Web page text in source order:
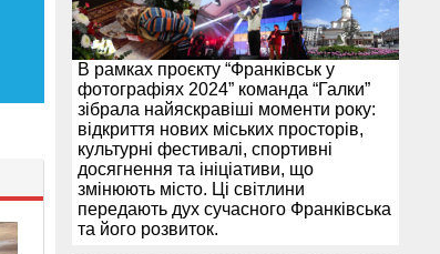
В рамках проєкту “Франківськ у
фотографіях 2024” команда “Галки”
зібрала найяскравіші моменти року:
відкриття нових міських просторів,
культурні фестивалі, спортивні
досягнення та ініціативи, що
змінюють місто. Ці світлини
передають дух сучасного Франківська
та його розвиток.